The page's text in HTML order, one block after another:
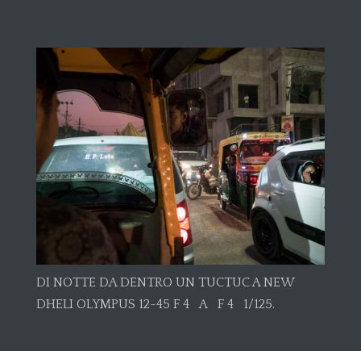
DI NOTTE DA DENTRO UN TUCTUC A NEW
DHELI OLYMPUS 12-45 F 4 A F 4 1/125.